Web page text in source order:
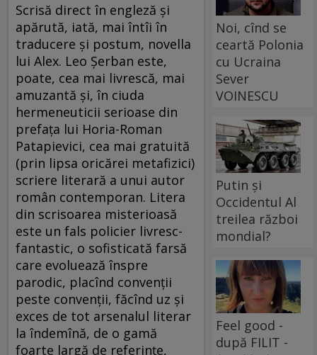
Scrisă direct în engleză şi
apărută, iată, mai întîi în
traducere şi postum, novella
lui Alex. Leo Şerban este,
poate, cea mai livrescă, mai
amuzantă şi, în ciuda
hermeneuticii serioase din
prefaţa lui Horia-Roman
Patapievici, cea mai gratuită
(prin lipsa oricărei metafizici)
scriere literară a unui autor
român contemporan. Litera
din scrisoarea misterioasă
este un fals policier livresc-
fantastic, o sofisticată farsă
care evoluează înspre
parodic, placînd convenţii
peste convenţii, făcînd uz şi
exces de tot arsenalul literar
la îndemînă, de o gamă
foarte largă de referinţe,
Noi, cînd se
ceartă Polonia
cu Ucraina
Sever
VOINESCU
Putin și
Occidentul Al
treilea război
mondial?
Feel good -
după FILIT -